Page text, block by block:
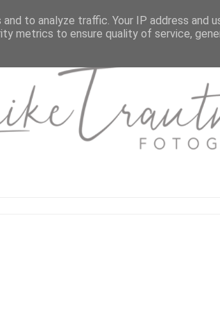
to analyze traffic. Your IP address and
metrics to ensure quality of service,